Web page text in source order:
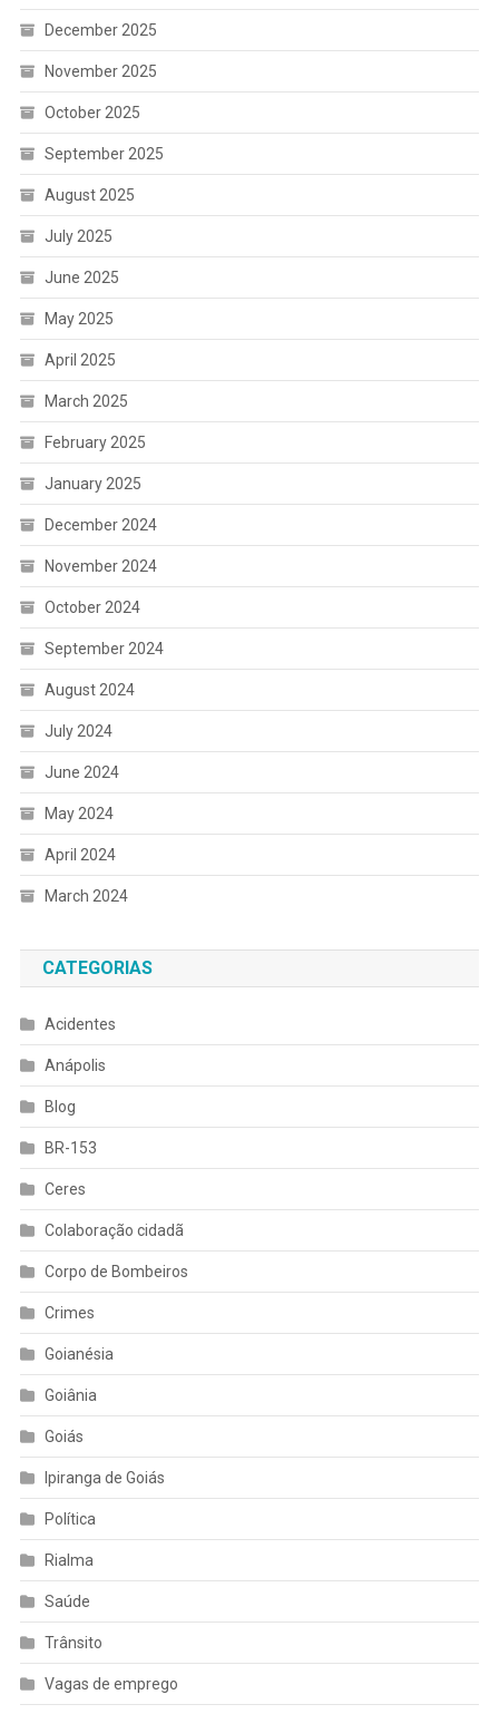
December 2025
November 2025
October 2025
September 2025
August 2025
July 2025
June 2025
May 2025
April 2025
March 2025
February 2025
January 2025
December 2024
November 2024
October 2024
September 2024
August 2024
July 2024
June 2024
May 2024
April 2024
March 2024
CATEGORIAS
Acidentes
Anápolis
Blog
BR-153
Ceres
Colaboração cidadã
Corpo de Bombeiros
Crimes
Goianésia
Goiânia
Goiás
Ipiranga de Goiás
Política
Rialma
Saúde
Trânsito
Vagas de emprego